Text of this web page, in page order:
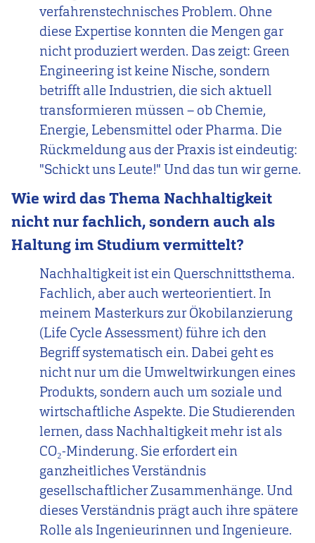
verfahrenstechnisches Problem. Ohne
diese Expertise konnten die Mengen gar
nicht produziert werden. Das zeigt: Green
Engineering ist keine Nische, sondern
betrifft alle Industrien, die sich aktuell
transformieren müssen – ob Chemie,
Energie, Lebensmittel oder Pharma. Die
Rückmeldung aus der Praxis ist eindeutig:
"Schickt uns Leute!" Und das tun wir gerne.
Wie wird das Thema Nachhaltigkeit
nicht nur fachlich, sondern auch als
Haltung im Studium vermittelt?
Nachhaltigkeit ist ein Querschnittsthema.
Fachlich, aber auch werteorientiert. In
meinem Masterkurs zur Ökobilanzierung
(Life Cycle Assessment) führe ich den
Begriff systematisch ein. Dabei geht es
nicht nur um die Umweltwirkungen eines
Produkts, sondern auch um soziale und
wirtschaftliche Aspekte. Die Studierenden
lernen, dass Nachhaltigkeit mehr ist als
CO₂-Minderung. Sie erfordert ein
ganzheitliches Verständnis
gesellschaftlicher Zusammenhänge. Und
dieses Verständnis prägt auch ihre spätere
Rolle als Ingenieurinnen und Ingenieure.